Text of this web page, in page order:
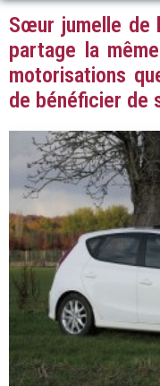
Sœur jumelle de
partage la
motorisations
de bénéficier de